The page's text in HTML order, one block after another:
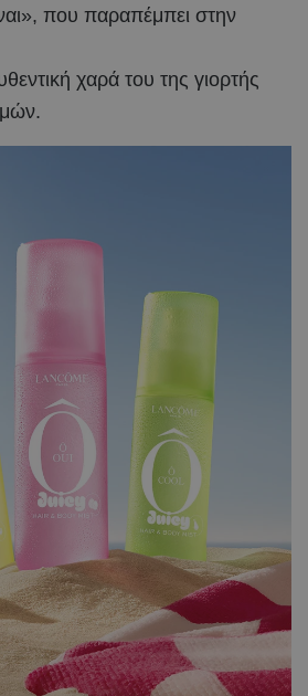
που παραπέμπει στην
χαρά του της γιορτής